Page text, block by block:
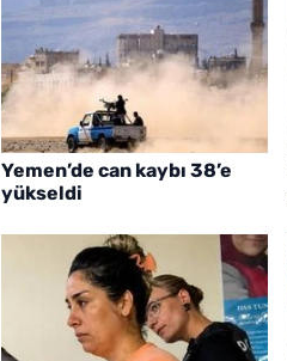
Yemen’de can kaybı 38’e
yükseldi